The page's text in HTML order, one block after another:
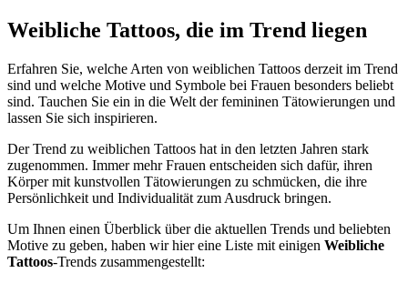
Weibliche Tattoos, die im Trend liegen
Erfahren Sie, welche Arten von weiblichen Tattoos derzeit im Trend
sind und welche Motive und Symbole bei Frauen besonders beliebt
sind. Tauchen Sie ein in die Welt der femininen Tätowierungen und
lassen Sie sich inspirieren.
Der Trend zu weiblichen Tattoos hat in den letzten Jahren stark
zugenommen. Immer mehr Frauen entscheiden sich dafür, ihren
Körper mit kunstvollen Tätowierungen zu schmücken, die ihre
Persönlichkeit und Individualität zum Ausdruck bringen.
Um Ihnen einen Überblick über die aktuellen Trends und beliebten
Motive zu geben, haben wir hier eine Liste mit einigen Weibliche
Tattoos-Trends zusammengestellt: